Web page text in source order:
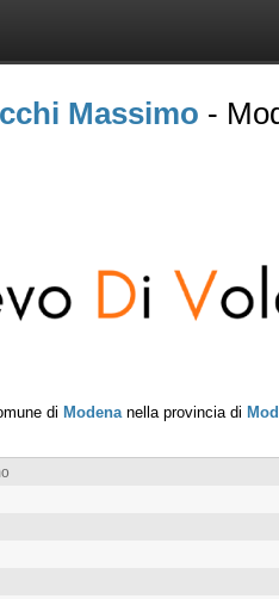
Massimo -
di Modena nella provincia di